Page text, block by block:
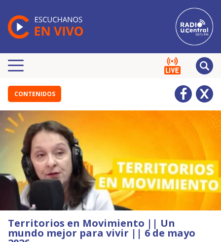
CONTENIDOS
Territorios en Movimiento || Un
mundo mejor para vivir || 6 de mayo